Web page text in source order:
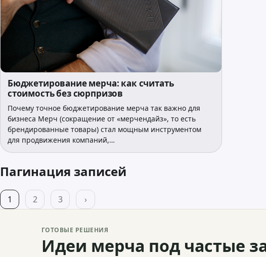
Бюджетирование мерча: как считать
стоимость без сюрпризов
Почему точное бюджетирование мерча так важно для
бизнеса Мерч (сокращение от «мерчендайз», то есть
брендированные товары) стал мощным инструментом
для продвижения компаний,…
Пагинация записей
1 2 3 ›
ГОТОВЫЕ РЕШЕНИЯ
Идеи мерча под частые